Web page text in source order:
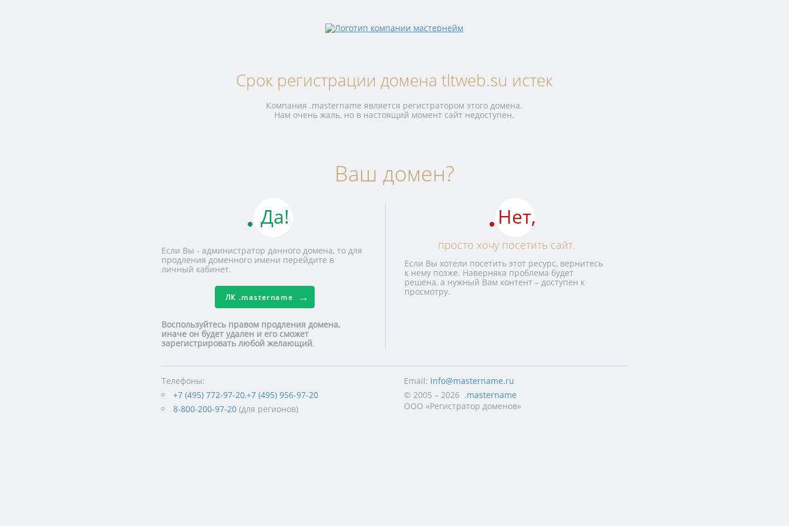
Срок регистрации домена tltweb.su истек
Компания .mastername является регистратором этого домена.
Нам очень жаль, но в настоящий момент сайт недоступен.
Ваш домен?
Да!
Если Вы - администратор данного домена, то для
продления доменного имени перейдите в
личный кабинет.
ЛК .mastername
Воспользуйтесь правом продления домена,
иначе он будет удален и его сможет
зарегистрировать любой желающий.
Нет,
просто хочу посетить сайт.
Если Вы хотели посетить этот ресурс, вернитесь
к нему позже. Наверняка проблема будет
решена, а нужный Вам контент – доступен к
просмотру.
Телефоны:
+7 (495) 772-97-20,+7 (495) 956-97-20
8-800-200-97-20 (для регионов)
Email: info@mastername.ru
© 2005 – 2026 .mastername
ООО «Регистратор доменов»